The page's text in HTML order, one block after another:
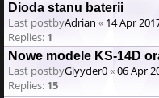
Dioda stanu baterii
Last postbyAdrian « 14 Apr
Replies: 1
Nowe modele KS-14D
Last postbyGlyyder0«06 Apr
Replies: 15